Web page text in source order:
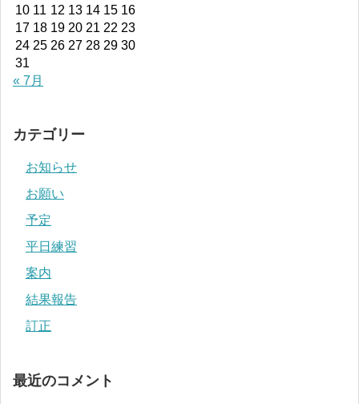
10 11 12 13 14 15 16
17 18 19 20 21 22 23
24 25 26 27 28 29 30
31
« 7月
カテゴリー
お知らせ
お願い
予定
平日練習
案内
結果報告
訂正
最近のコメント